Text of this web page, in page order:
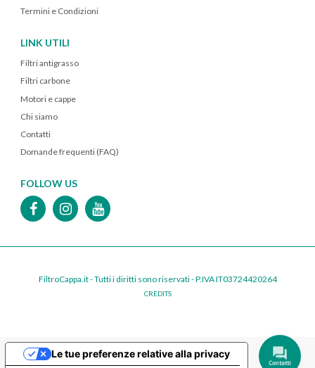
Termini e Condizioni
LINK UTILI
Filtri antigrasso
Filtri carbone
Motori e cappe
Chi siamo
Contatti
Domande frequenti (FAQ)
FOLLOW US
FiltroCappa.it - Tutti i diritti sono riservati - P.IVA IT03724420264
CREDITS
Le tue preferenze relative alla privacy
Contatti